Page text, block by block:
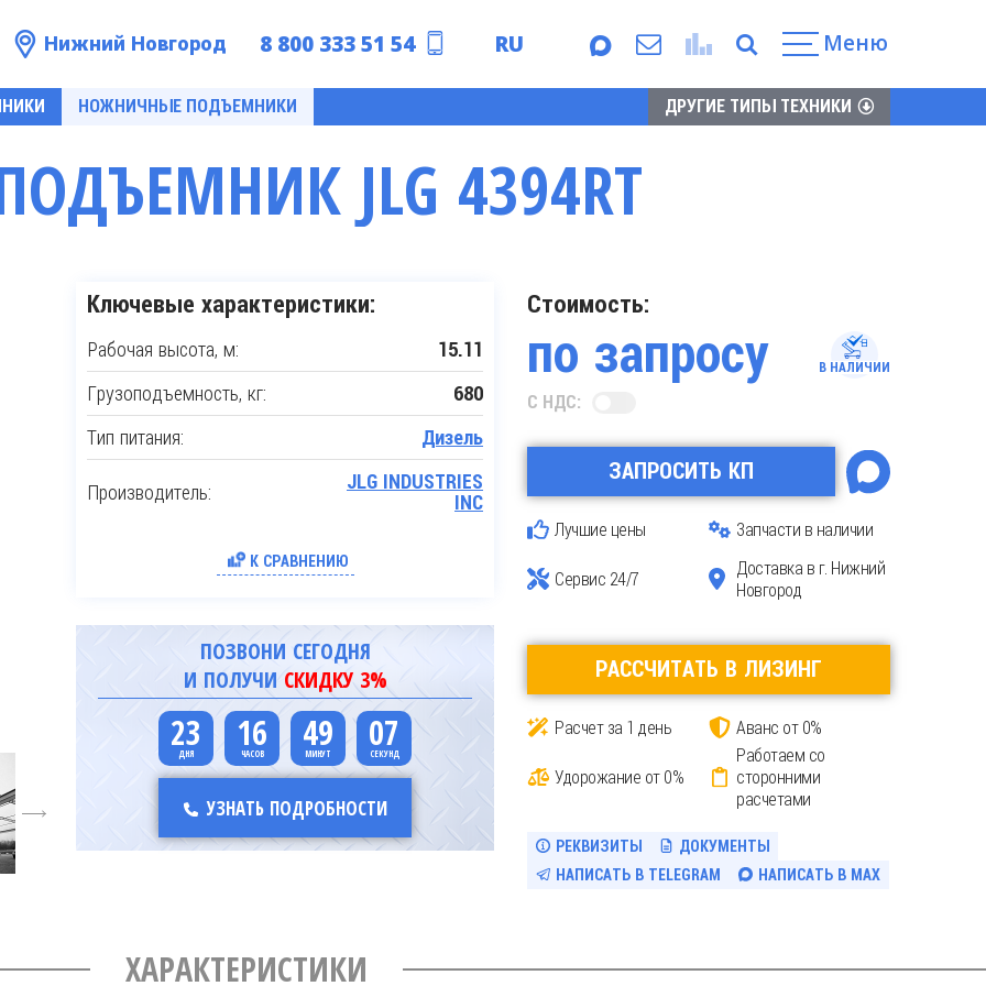
Нижний Новгород 8 800 333 51 54
RU
EN
Меню
НОЖНИЧНЫЕ ПОДЪЕМНИКИ ДРУГИЕ ТИПЫ ТЕХНИКИ
JLG 4394RT
6
Ключевые характеристики:
Рабочая высота, м: 15.11
Грузоподъемность, кг: 680
Тип питания: Дизель
Производитель:
JLG INDUSTRIES
INC
К СРАВНЕНИЮ
ПОЗВОНИ СЕГОДНЯ
И ПОЛУЧИ СКИДКУ 3%
23 16 49 06
УЗНАТЬ ПОДРОБНОСТИ
Стоимость:
по запросу В НАЛИЧИИ
С НДС:
ЗАПРОСИТЬ КП
Лучшие цены Запчасти в наличии
Сервис 24/7 Доставка в г. Нижний
Новгород
РАССЧИТАТЬ В ЛИЗИНГ
Расчет за 1 день Аванс от 0%
Удорожание от 0%
Работаем со
сторонними
расчетами
РЕКВИЗИТЫ
ДОКУМЕНТЫ
НАПИСАТЬ В TELEGRAM
НАПИСАТЬ В MAX
ХАРАКТЕРИСТИКИ